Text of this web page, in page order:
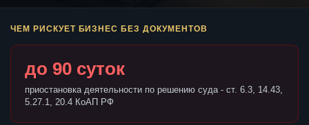
ЧЕМ РИСКУЕТ БИЗНЕС БЕЗ ДОКУМЕНТОВ
до 90 суток
приостановка деятельности по решению суда - ст. 6.3, 14.43,
5.27.1, 20.4 КоАП РФ